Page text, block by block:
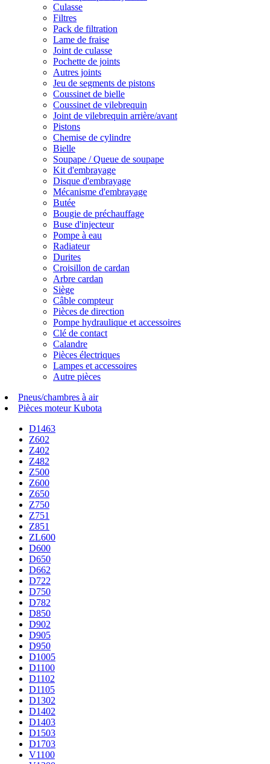
Culasse
Filtres
Pack de filtration
Lame de fraise
Joint de culasse
Pochette de joints
Autres joints
Jeu de segments de pistons
Coussinet de bielle
Coussinet de vilebrequin
Joint de vilebrequin arrière/avant
Pistons
Chemise de cylindre
Bielle
Soupape / Queue de soupape
Kit d'embrayage
Disque d'embrayage
Mécanisme d'embrayage
Butée
Bougie de préchauffage
Buse d'injecteur
Pompe à eau
Radiateur
Durites
Croisillon de cardan
Arbre cardan
Siège
Câble compteur
Pièces de direction
Pompe hydraulique et accessoires
Clé de contact
Calandre
Pièces électriques
Lampes et accessoires
Autre pièces
Pneus/chambres à air
Pièces moteur Kubota
D1463
Z602
Z402
Z482
Z500
Z600
Z650
Z750
Z751
Z851
ZL600
D600
D650
D662
D722
D750
D782
D850
D902
D905
D950
D1005
D1100
D1102
D1105
D1302
D1402
D1403
D1503
D1703
V1100